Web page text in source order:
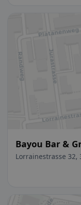
Bayou Bar &
Lorrainestrasse 32,